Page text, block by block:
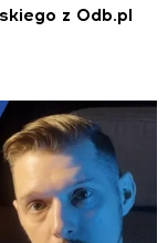
z 0db.pl